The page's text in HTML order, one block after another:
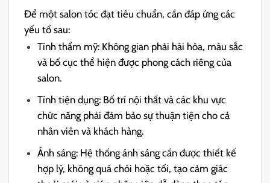
Để một salon tóc đạt tiêu chuẩn, cần đáp ứng các
yếu tố sau:
Tính thẩm mỹ: Không gian phải hài hòa, màu sắc
và bố cục thể hiện được phong cách riêng của
salon.
Tính tiện dụng: Bố trí nội thất và các khu vực
chức năng phải đảm bảo sự thuận tiện cho cả
nhân viên và khách hàng.
Ánh sáng: Hệ thống ánh sáng cần được thiết kế
hợp lý, không quá chói hoặc tối, tạo cảm giác